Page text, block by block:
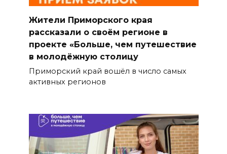
Жители Приморского края
рассказали о своём регионе в
проекте «Больше, чем путешествие
в молодёжную столицу
Приморский край вошёл в число самых
активных регионов